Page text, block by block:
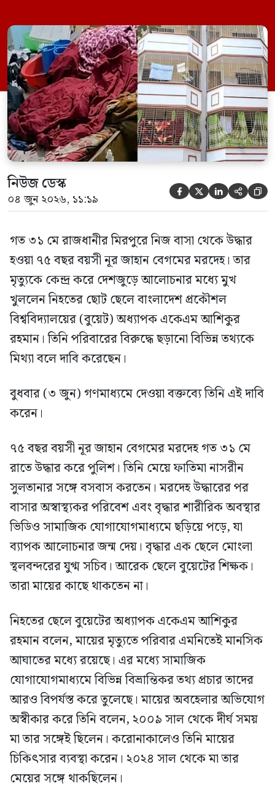
(বুয়েট) অধ্যাপক একেএম আশিকুর রহমান।
তিনি পরিবারের বিরুদ্ধে ছড়ানো বিভিন্ন তথ্যকে
মিথ্যা বলে দাবি করেছেন। বুধবার (৩ জুন)
গণমাধ্যমে দেওয়া বক্তব্যে তিনি এই […]
নিউজ ডেস্ক
০৪ জুন ২০২৬, ১১:১৯     
গত ৩১ মে রাজধানীর মিরপুরে নিজ বাসা থেকে উদ্ধার
হওয়া ৭৫ বছর বয়সী নূর জাহান বেগমের মরদেহ। তার
মৃত্যুকে কেন্দ্র করে দেশজুড়ে আলোচনার মধ্যে মুখ
খুললেন নিহতের ছোট ছেলে বাংলাদেশ প্রকৌশল
বিশ্ববিদ্যালয়ের (বুয়েট) অধ্যাপক একেএম আশিকুর
রহমান। তিনি পরিবারের বিরুদ্ধে ছড়ানো বিভিন্ন তথ্যকে
মিথ্যা বলে দাবি করেছেন।
বুধবার (৩ জুন) গণমাধ্যমে দেওয়া বক্তব্যে তিনি এই দাবি
করেন।
৭৫ বছর বয়সী নূর জাহান বেগমের মরদেহ গত ৩১ মে
রাতে উদ্ধার করে পুলিশ। তিনি মেয়ে ফাতিমা নাসরীন
সুলতানার সঙ্গে বসবাস করতেন। মরদেহ উদ্ধারের পর
বাসার অস্বাস্থ্যকর পরিবেশ এবং বৃদ্ধার শারীরিক অবস্থার
ভিডিও সামাজিক যোগাযোগমাধ্যমে ছড়িয়ে পড়ে, যা
ব্যাপক আলোচনার জন্ম দেয়। বৃদ্ধার এক ছেলে মোংলা
স্থলবন্দরের যুগ্ম সচিব। আরেক ছেলে বুয়েটের শিক্ষক।
তারা মায়ের কাছে থাকতেন না।
নিহতের ছেলে বুয়েটের অধ্যাপক একেএম আশিকুর
রহমান বলেন, মায়ের মৃত্যুতে পরিবার এমনিতেই মানসিক
আঘাতের মধ্যে রয়েছে। এর মধ্যে সামাজিক
যোগাযোগমাধ্যমে বিভিন্ন বিভ্রান্তিকর তথ্য প্রচার তাদের
আরও বিপর্যস্ত করে তুলেছে। মায়ের অবহেলার অভিযোগ
অস্বীকার করে তিনি বলেন, ২০০৯ সাল থেকে দীর্ঘ সময়
মা তার সঙ্গেই ছিলেন। করোনাকালেও তিনি মায়ের
চিকিৎসার ব্যবস্থা করেন। ২০২৪ সাল থেকে মা তার
মেয়ের সঙ্গে থাকছিলেন।